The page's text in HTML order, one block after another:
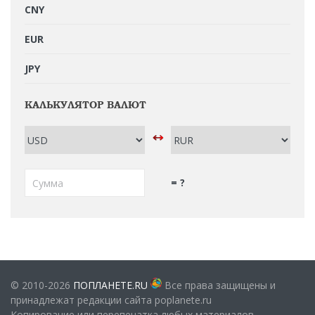
CNY
EUR
JPY
КАЛЬКУЛЯТОР ВАЛЮТ
= ?
© 2010-2026 ПОПЛАНЕТЕ.RU
Все права защищены и
принадлежат редакции сайта poplanete.ru